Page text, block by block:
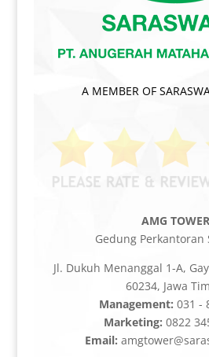
A MEMBER OF
AMG TOWER
Gedung Perkantoran
Jl. Dukuh Menanggal 1-A,
60234, Jawa
Management: 031 -
Marketing: 0822
Email: